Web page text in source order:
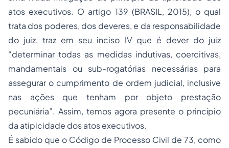
atos executivos. O artigo 139 (BRASIL, 2015), o qual
trata dos poderes, dos deveres, e da responsabilidade
do juiz, traz em seu inciso IV que é dever do juiz
“determinar todas as medidas indutivas, coercitivas,
mandamentais ou sub-rogatórias necessárias para
assegurar o cumprimento de ordem judicial, inclusive
nas ações que tenham por objeto prestação
pecuniária”. Assim, temos agora presente o princípio
da atipicidade dos atos executivos.
É sabido que o Código de Processo Civil de 73, como